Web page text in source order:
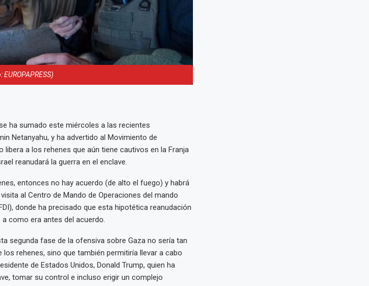
ha sumado este miércoles a las recientes
Netanyahu, y ha advertido al Movimiento de
libera a los rehenes que aún tiene cautivos en la Franja
reanudará la guerra en el enclave.
entonces no hay acuerdo (de alto el fuego) y habrá
al Centro de Mando de Operaciones del mando
donde ha precisado que esta hipotética reanudación
como era antes del acuerdo.
segunda fase de la ofensiva sobre Gaza no sería tan
rehenes, sino que también permitiría llevar a cabo
de Estados Unidos, Donald Trump, quien ha
tomar su control e incluso erigir un complejo